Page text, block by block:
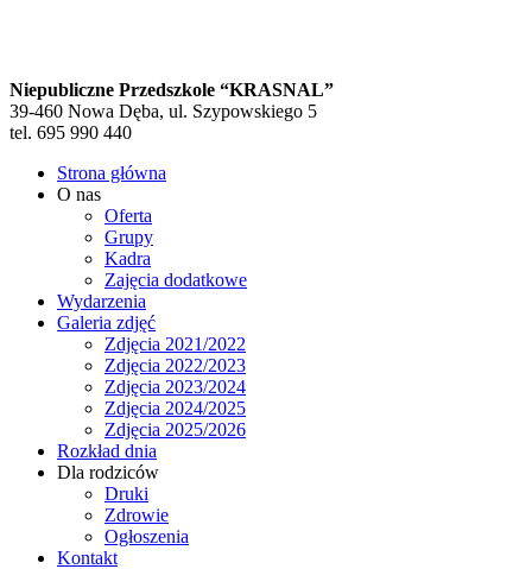
Niepubliczne Przedszkole “KRASNAL”
39-460 Nowa Dęba, ul. Szypowskiego 5
tel. 695 990 440
Strona główna
O nas
Oferta
Grupy
Kadra
Zajęcia dodatkowe
Wydarzenia
Galeria zdjęć
Zdjęcia 2021/2022
Zdjęcia 2022/2023
Zdjęcia 2023/2024
Zdjęcia 2024/2025
Zdjęcia 2025/2026
Rozkład dnia
Dla rodziców
Druki
Zdrowie
Ogłoszenia
Kontakt